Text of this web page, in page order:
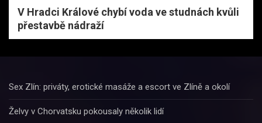
V Hradci Králové chybí voda ve studnách kvůli
přestavbě nádraží
Sex Zlín: priváty, erotické masáže a escort ve Zlíně a okolí
Želvy v Chorvatsku pokousaly několik lidí